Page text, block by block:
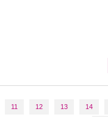
11 12 13 14